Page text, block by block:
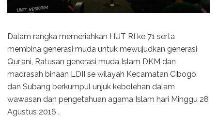
Dalam rangka memeriahkan HUT RI ke 71 serta
membina generasi muda untuk mewujudkan generasi
Qur’ani, Ratusan generasi muda Islam DKM dan
madrasah binaan LDII se wilayah Kecamatan Cibogo
dan Subang berkumpul unjuk kebolehan dalam
wawasan dan pengetahuan agama Islam hari Minggu 28
Agustus 2016 .